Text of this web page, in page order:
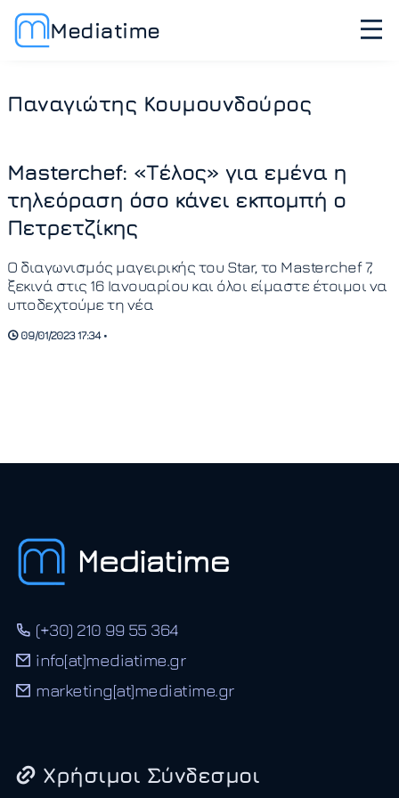
Mediatime
Παναγιώτης Κουμουνδούρος
Masterchef: «Τέλος» για εμένα η
τηλεόραση όσο κάνει εκπομπή ο
Πετρετζίκης
Ο διαγωνισμός μαγειρικής του Star, το Masterchef 7,
ξεκινά στις 16 Ιανουαρίου και όλοι είμαστε έτοιμοι να
υποδεχτούμε τη νέα
09/01/2023 17:34 •
(+30) 210 99 55 364
info[at]mediatime.gr
marketing[at]mediatime.gr
Χρήσιμοι Σύνδεσμοι